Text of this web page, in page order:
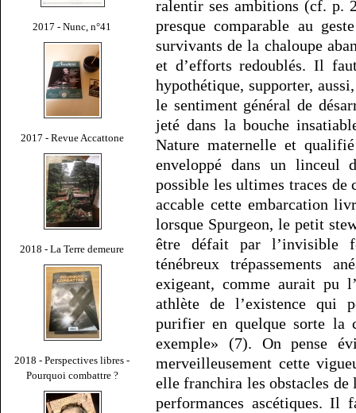
2017 - Nunc, n°41
2017 - Revue Accattone
2018 - La Terre demeure
2018 - Perspectives libres -
Pourquoi combattre ?
ralentir ses ambitions (cf. p.
presque comparable au
survivants de la chaloupe
et d’efforts redoublés. Il
hypothétique, supporter,
le sentiment général de
jeté dans la bouche
Nature maternelle et
enveloppé dans un linceul
possible les ultimes traces de
accable cette embarcation
lorsque Spurgeon, le petit
être défait par l’invisible
ténébreux trépassements
exigeant, comme aurait pu
athlète de l’existence qui
purifier en quelque sorte la
exemple» (7). On pense
merveilleusement cette
elle franchira les obstacles de
performances ascétiques. Il